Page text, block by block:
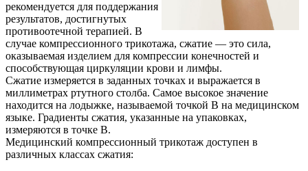
рекомендуется для поддержания
результатов, достигнутых
противоотечной терапией. В
случае компрессионного трикотажа, сжатие — это сила,
оказываемая изделием для компрессии конечностей и
способствующая циркуляции крови и лимфы.
Сжатие измеряется в заданных точках и выражается в
миллиметрах ртутного столба. Самое высокое значение
находится на лодыжке, называемой точкой B на медицинском
языке. Градиенты сжатия, указанные на упаковках,
измеряются в точке B.
Медицинский компрессионный трикотаж доступен в
различных классах сжатия: